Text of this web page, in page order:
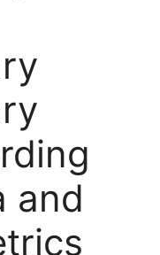
and